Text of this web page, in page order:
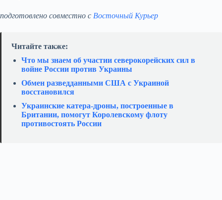
подготовлено совместно с Восточный Курьер
Читайте также:
Что мы знаем об участии северокорейских сил в
войне России против Украины
Обмен разведданными США с Украиной
восстановился
Украинские катера‑дроны, построенные в
Британии, помогут Королевскому флоту
противостоять России